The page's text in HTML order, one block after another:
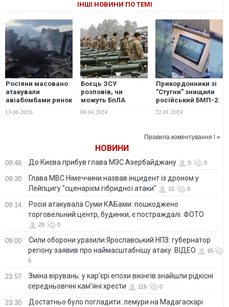
ІНШІ НОВИНИ ПО ТЕМІ
Росіяни масовано
атакували
авіабомбами ринок
Дніпропетровській
13.06.2026
Боєць ЗСУ
розповів, чи
можуть БпЛА
фронті та які
04.04.2024
Прикордонники зі
"Стугни" знищили
російський БМП-2.
22.01.2024
Правила коментування ! »
НОВИНИ
09:46 До Києва прибув глава МЗС Азербайджану 0 0
09:30
Глава МВС Німеччини назвав інцидент із дроном у
Лейпцигу "сценарієм гібридної атаки"
10 0
09:14
Росія атакувала Суми КАБами: пошкоджено
торговельний центр, будинки, є постраждалі. ФОТО
28 0
09:00
Сили оборони уразили Ярославський НПЗ: губернатор
регіону заявив про наймасштабнішу атаку. ВІДЕО
65
0
23:57
Зміна вірувань: у кар'єрі епохи вікінгів знайшли рідкісні
середньовічні кам’яні хрести
116 0
23:30
Достатньо було погладити: лемури на Мадагаскарі